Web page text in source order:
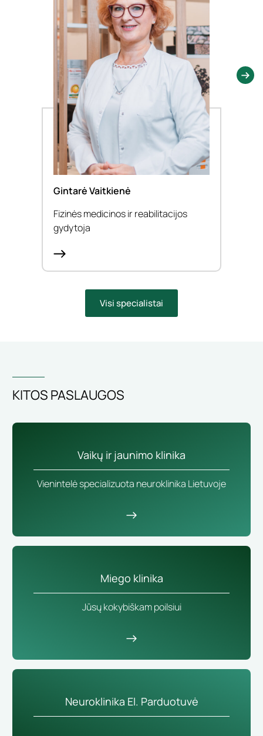
Gintarė Vaitkienė
Fizinės medicinos ir reabilitacijos
gydytoja
Visi specialistai
KITOS PASLAUGOS
Vaikų ir jaunimo klinika
Vienintelė specializuota neuroklinika Lietuvoje
Miego klinika
Jūsų kokybiškam poilsiui
Neuroklinika El. Parduotuvė